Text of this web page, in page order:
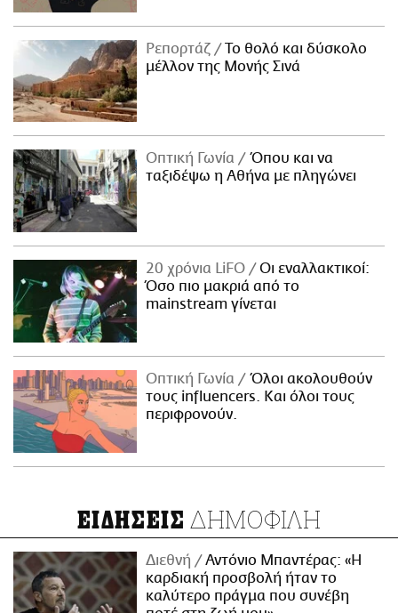
Ρεπορτάζ
Το θολό και δύσκολο
μέλλον της Μονής Σινά
Οπτική Γωνία
Όπου και να
ταξιδέψω η Αθήνα με πληγώνει
20 χρόνια LiFO
Οι εναλλακτικοί:
Όσο πιο μακριά από το
mainstream γίνεται
Οπτική Γωνία
Όλοι ακολουθούν
τους influencers. Και όλοι τους
περιφρονούν.
ΕΙΔΗΣΕΙΣ ΔΗΜΟΦΙΛΗ
Διεθνή
Αντόνιο Μπαντέρας: «Η
καρδιακή προσβολή ήταν το
καλύτερο πράγμα που συνέβη